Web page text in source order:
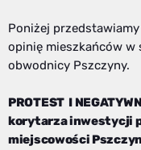
Poniżej
opinię mieszkańców w
obwodnicy Pszczyny.
PROTEST I
korytarza inwestycji
miejscowości